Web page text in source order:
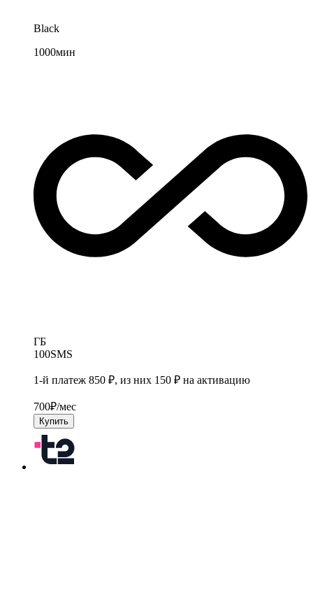
Black
1000мин
ГБ
100SMS
1-й платеж 850 ₽, из них 150 ₽ на активацию
700₽/мес
Купить